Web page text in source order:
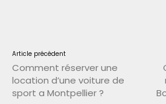
Article précédent
Comment réserver une
location d’une voiture de
sport a Montpellier ?